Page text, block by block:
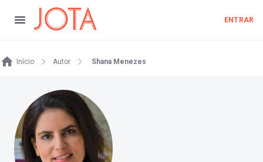
ENTRAR
Início Autor Shana Menezes